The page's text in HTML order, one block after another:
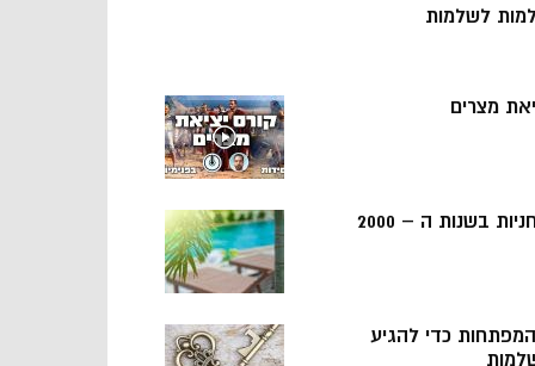
לשלמות
מצרים
בשנות ה – 2000
5 המפתחות כדי להגיע